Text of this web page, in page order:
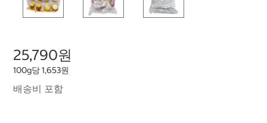
25,790원
100g당 1,653원
배송비 포함